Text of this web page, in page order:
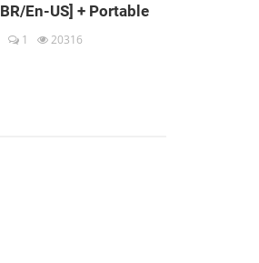
En-US] + Portable
1 20316